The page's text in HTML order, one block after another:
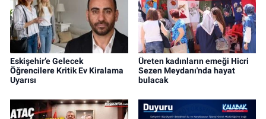
Eskişehir’e Gelecek
Öğrencilere Kritik Ev Kiralama
Uyarısı
Üreten kadınların emeği Hicri
Sezen Meydanı'nda hayat
bulacak